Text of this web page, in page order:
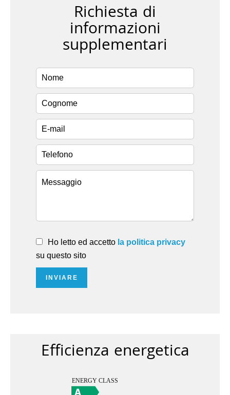
Richiesta di
informazioni
supplementari
Ho letto ed accetto la politica privacy
su questo sito
INVIARE
Efficienza energetica